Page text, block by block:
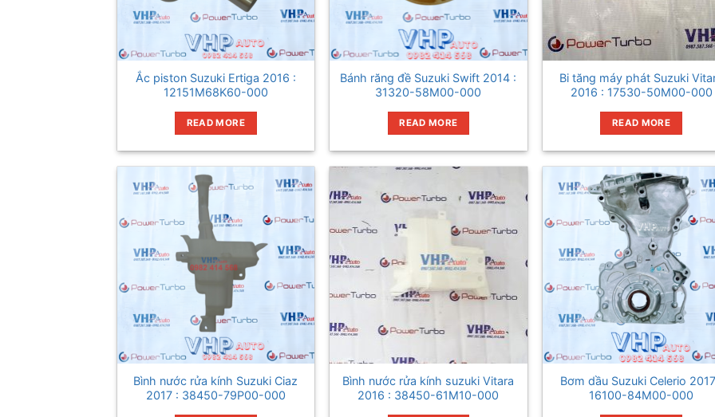
Ắc piston Suzuki Ertiga 2016 :
12151M68K60-000
READ MORE
Bánh răng đề Suzuki Swift 2014 :
31320-58M00-000
READ MORE
Bi tăng máy phát Suzuki
2016 : 17530-50M00-000
READ MORE
Bình nước rửa kính Suzuki Ciaz
2017 : 38450-79P00-000
Bình nước rửa kính suzuki Vitara
2016 : 38450-61M10-000
Bơm dầu Suzuki Celerio
16100-84M00-000